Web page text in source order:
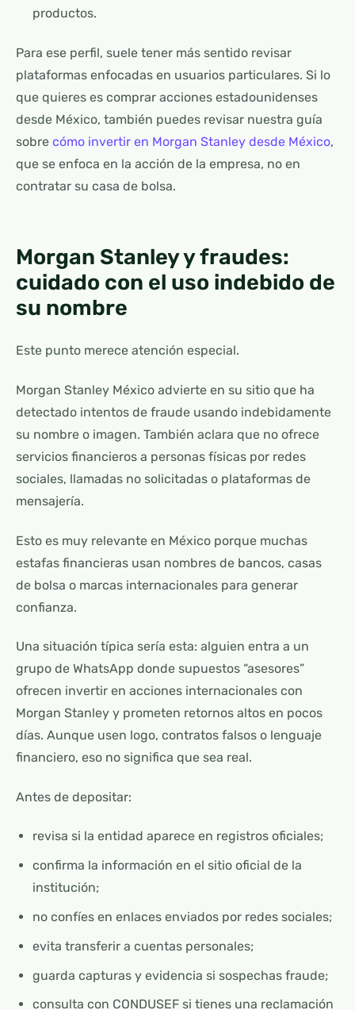
productos.
Para ese perfil, suele tener más sentido revisar
plataformas enfocadas en usuarios particulares. Si lo
que quieres es comprar acciones estadounidenses
desde México, también puedes revisar nuestra guía
sobre cómo invertir en Morgan Stanley desde México,
que se enfoca en la acción de la empresa, no en
contratar su casa de bolsa.
Morgan Stanley y fraudes:
cuidado con el uso indebido de
su nombre
Este punto merece atención especial.
Morgan Stanley México advierte en su sitio que ha
detectado intentos de fraude usando indebidamente
su nombre o imagen. También aclara que no ofrece
servicios financieros a personas físicas por redes
sociales, llamadas no solicitadas o plataformas de
mensajería.
Esto es muy relevante en México porque muchas
estafas financieras usan nombres de bancos, casas
de bolsa o marcas internacionales para generar
confianza.
Una situación típica sería esta: alguien entra a un
grupo de WhatsApp donde supuestos “asesores”
ofrecen invertir en acciones internacionales con
Morgan Stanley y prometen retornos altos en pocos
días. Aunque usen logo, contratos falsos o lenguaje
financiero, eso no significa que sea real.
Antes de depositar:
revisa si la entidad aparece en registros oficiales;
confirma la información en el sitio oficial de la
institución;
no confíes en enlaces enviados por redes sociales;
evita transferir a cuentas personales;
guarda capturas y evidencia si sospechas fraude;
consulta con CONDUSEF si tienes una reclamación